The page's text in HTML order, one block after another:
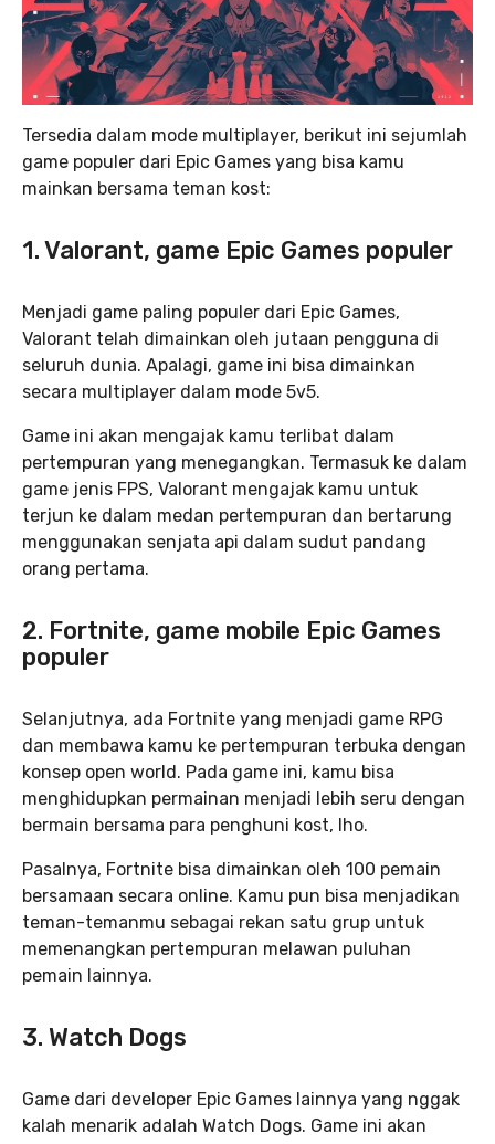
Tersedia dalam mode multiplayer, berikut ini sejumlah
game populer dari Epic Games yang bisa kamu
mainkan bersama teman kost:
1. Valorant, game Epic Games populer
Menjadi game paling populer dari Epic Games,
Valorant telah dimainkan oleh jutaan pengguna di
seluruh dunia. Apalagi, game ini bisa dimainkan
secara multiplayer dalam mode 5v5.
Game ini akan mengajak kamu terlibat dalam
pertempuran yang menegangkan. Termasuk ke dalam
game jenis FPS, Valorant mengajak kamu untuk
terjun ke dalam medan pertempuran dan bertarung
menggunakan senjata api dalam sudut pandang
orang pertama.
2. Fortnite, game mobile Epic Games
populer
Selanjutnya, ada Fortnite yang menjadi game RPG
dan membawa kamu ke pertempuran terbuka dengan
konsep open world. Pada game ini, kamu bisa
menghidupkan permainan menjadi lebih seru dengan
bermain bersama para penghuni kost, lho.
Pasalnya, Fortnite bisa dimainkan oleh 100 pemain
bersamaan secara online. Kamu pun bisa menjadikan
teman-temanmu sebagai rekan satu grup untuk
memenangkan pertempuran melawan puluhan
pemain lainnya.
3. Watch Dogs
Game dari developer Epic Games lainnya yang nggak
kalah menarik adalah Watch Dogs. Game ini akan